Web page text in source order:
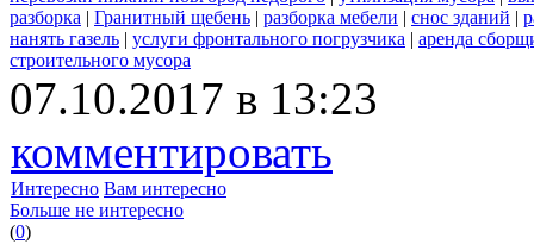
разборка | Гранитный щебень | разборка мебели | снос зданий |
нанять газель | услуги фронтального погрузчика | аренда
строительного мусора
07.10.2017 в 13:23
комментировать
Интересно Вам интересно
Больше не интересно
(0)